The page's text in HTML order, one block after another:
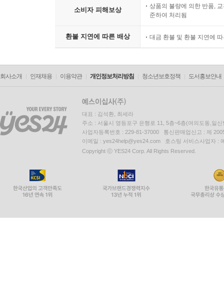
소비자 피해보상
상품의 불량에 의한 반품,
준하여 처리됨
환불 지연에 따른 배상 대금 환불 및 환불 지연에
회사소개 인재채용 이용약관 개인정보처리방침 청소년보호정책 도서홍보안내
대표 : 김석환, 최세라
주소 : 서울시 영등포구 은행로 11, 5층~6층(여의도동,일신
사업자등록번호 : 229-81-37000 통신판매업신고 : 제
이메일 : yes24help@yes24.com 호스팅 서비스사업자 :
Copyright ⓒ YES24 Corp. All Rights Reserved.